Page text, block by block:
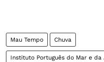
Mau Tempo Chuva
Instituto Português do Mar e da